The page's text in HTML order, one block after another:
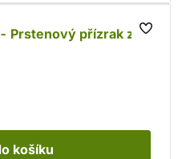
Prstenový přízrak z
košíku